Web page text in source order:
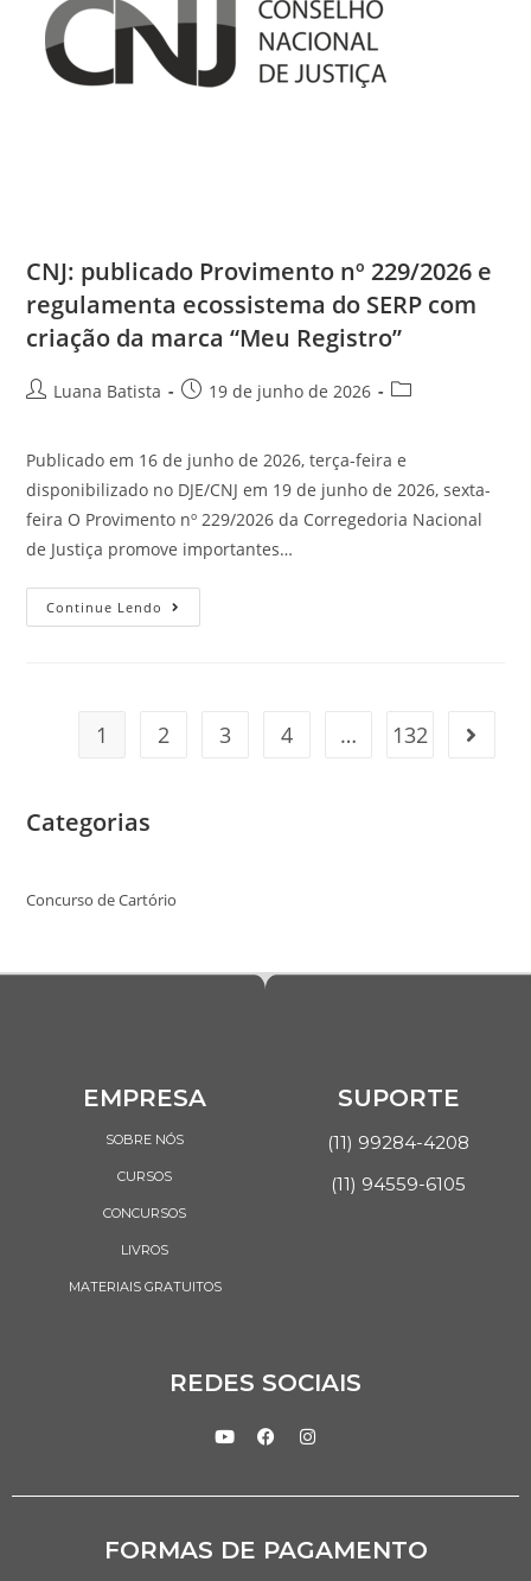
CNJ: publicado Provimento nº 229/2026 e
regulamenta ecossistema do SERP com
criação da marca “Meu Registro”
Luana Batista 19 de junho de 2026
Publicado em 16 de junho de 2026, terça-feira e
disponibilizado no DJE/CNJ em 19 de junho de 2026, sexta-
feira O Provimento nº 229/2026 da Corregedoria Nacional
de Justiça promove importantes…
Continue Lendo
1 2 3 4 … 132
Categorias
Concurso de Cartório
EMPRESA
SOBRE NÓS
CURSOS
CONCURSOS
LIVROS
MATERIAIS GRATUITOS
SUPORTE
(11) 99284-4208
(11) 94559-6105
REDES SOCIAIS
FORMAS DE PAGAMENTO